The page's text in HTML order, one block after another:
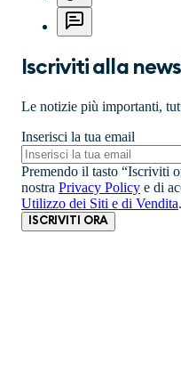
Iscriviti alla
Le notizie più importanti,
Inserisci la tua email
Premendo il tasto “Iscriviti
nostra Privacy Policy e di
Utilizzo dei Siti e di Vendita.
ISCRIVITI ORA